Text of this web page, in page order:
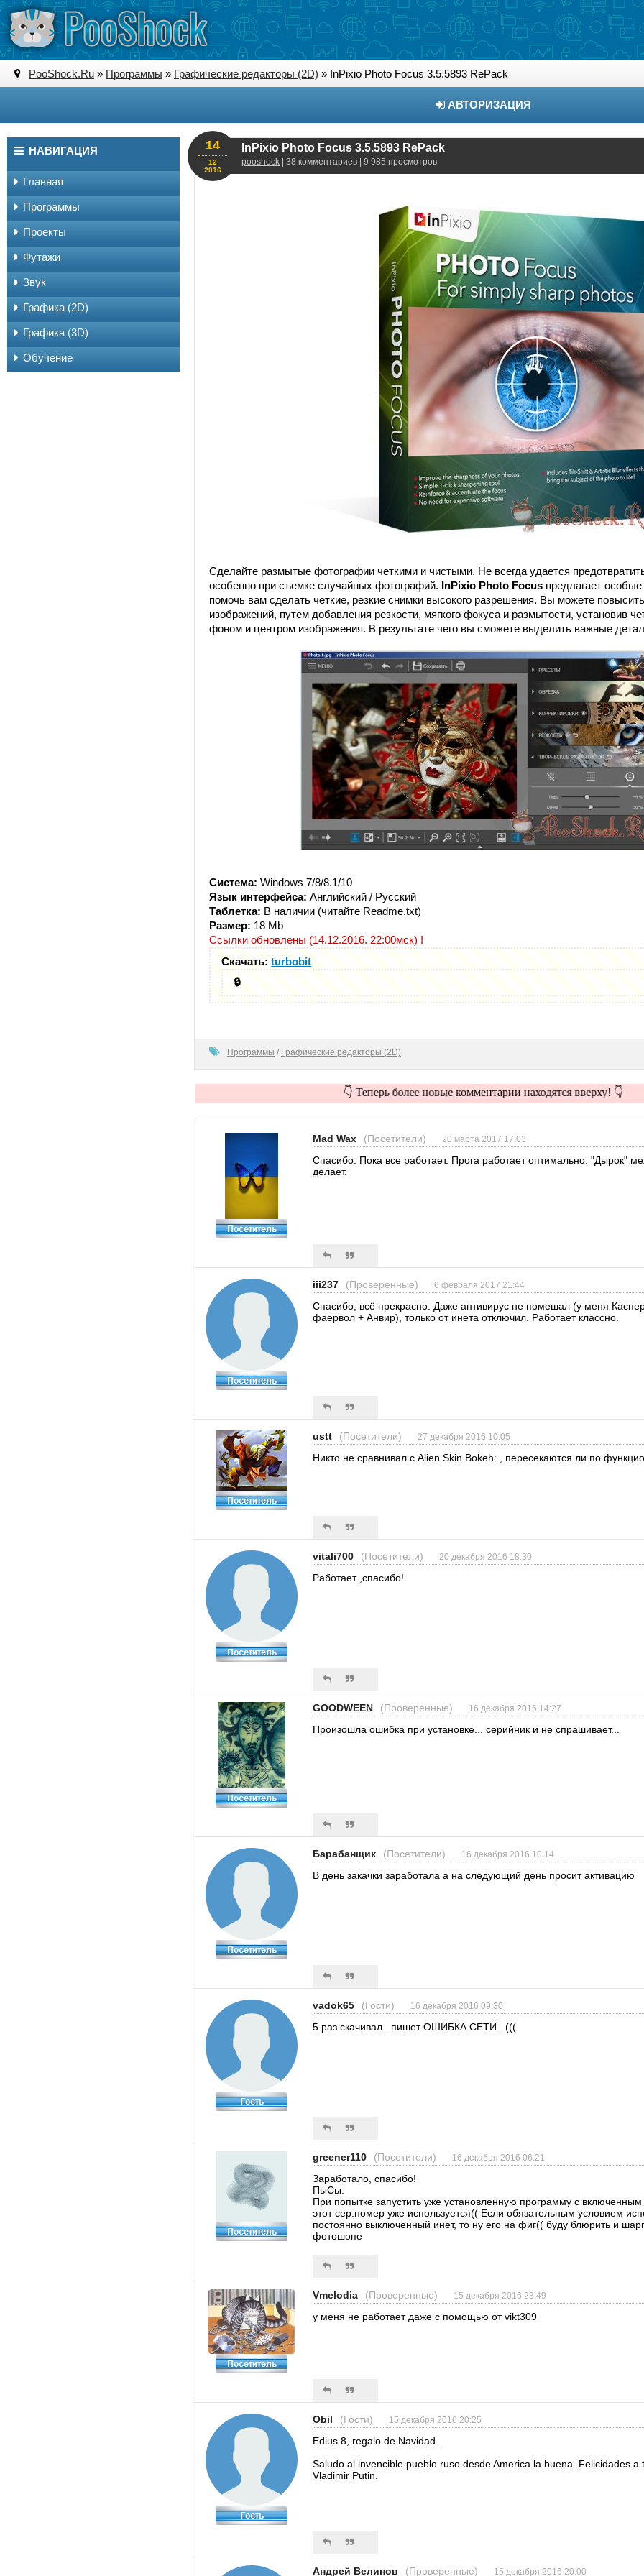
PooShock.Ru » Программы » Графические редакторы (2D) » InPixio Photo Focus 3.5.5893 RePack
АВТОРИЗАЦИЯ
InPixio Photo Focus 3.5.5893 RePack
pooshock | 38 комментариев | 9 985 просмотров
14
12
2016
Сделайте размытые фотографии четкими и чистыми. Не всегда удается
особенно при съемке случайных фотографий. InPixio Photo Focus предлагает
помочь вам сделать четкие, резкие снимки высокого разрешения. Вы можете
изображений, путем добавления резкости, мягкого фокуса и размытости, установив
фоном и центром изображения. В результате чего вы сможете выделить важные
Система: Windows 7/8/8.1/10
Язык интерфейса: Английский / Русский
Таблетка: В наличии (читайте Readme.txt)
Размер: 18 Mb
Ссылки обновлены (14.12.2016. 22:00мск) !
Скачать:turbobit
🔒
Программы / Графические редакторы (2D)
👇 Теперь более новые комментарии находятся вверху! 👇
Mad Wax (Посетители) 20 марта 2017 17:03
Спасибо. Пока все работает. Прога работает оптимально. "Дырок"
делает.
iii237 (Проверенные) 6 февраля 2017 21:44
Спасибо, всё прекрасно. Даже антивирус не помешал (у меня
фаервол + Анвир), только от инета отключил. Работает классно.
ustt (Посетители) 27 декабря 2016 10:05
Никто не сравнивал с Alien Skin Bokeh: , пересекаются ли по
vitali700 (Посетители) 20 декабря 2016 18:30
Работает ,спасибо!
GOODWEEN (Проверенные) 16 декабря 2016 14:27
Произошла ошибка при установке... серийник и не спрашивает...
Барабанщик (Посетители) 16 декабря 2016 10:14
В день закачки заработала а на следующий день просит активацию
vadok65 (Гости) 16 декабря 2016 09:30
5 раз скачивал...пишет ОШИБКА СЕТИ...(((
greener110 (Посетители) 16 декабря 2016 06:21
Заработало, спасибо!
ПыСы:
При попытке запустить уже установленную программу с
этот сер.номер уже используется(( Если обязательным условием
постоянно выключенный инет, то ну его на фиг(( буду блюрить и
фотошопе
Vmelodia (Проверенные) 15 декабря 2016 23:49
у меня не работает даже с помощью от vikt309
Obil (Гости) 15 декабря 2016 20:25
Edius 8, regalo de Navidad.
Saludo al invencible pueblo ruso desde America la buena. Felicidades a
Vladimir Putin.
Андрей Велинов (Проверенные) 15 декабря 2016 20:00
НАВИГАЦИЯ
Главная
Программы
Проекты
Футажи
Звук
Графика (2D)
Графика (3D)
Обучение